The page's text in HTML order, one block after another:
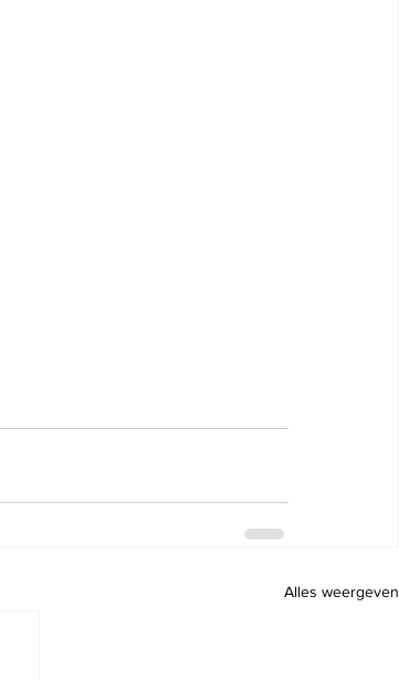
Alles weergeven